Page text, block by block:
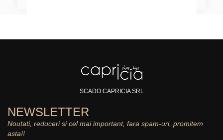
SCADO CAPRICIA SRL
NEWSLETTER
Noutati, reduceri si cel mai important, fara spam-uri, promitem
asta!!